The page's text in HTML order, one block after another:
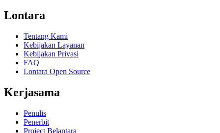
Lontara
Tentang Kami
Kebijakan Layanan
Kebijakan Privasi
FAQ
Lontara Open Source
Kerjasama
Penulis
Penerbit
Project Belantara